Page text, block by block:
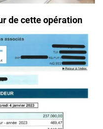
de cette opération